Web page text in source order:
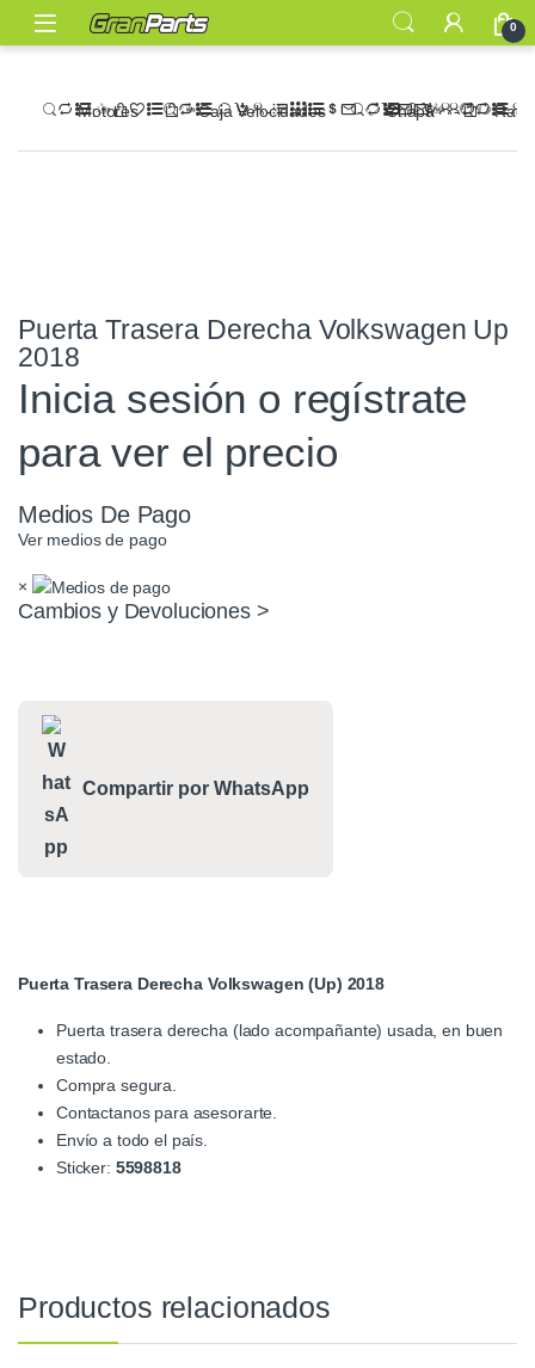
0
Motores Caja Velocidades Chapa
Puerta Trasera Derecha Volkswagen Up
2018
Inicia sesión o regístrate
para ver el precio
Medios De Pago
Ver medios de pago
×
Cambios y Devoluciones >
Compartir por WhatsApp
Puerta Trasera Derecha Volkswagen (Up) 2018
Puerta trasera derecha (lado acompañante) usada, en buen
estado.
Compra segura.
Contactanos para asesorarte.
Envío a todo el país.
Sticker: 5598818
Productos relacionados